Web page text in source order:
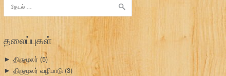
தேடு:
தலைப்புகள்
► திருமூலர் (5)
► திருமூலர் வழிபாடு (3)